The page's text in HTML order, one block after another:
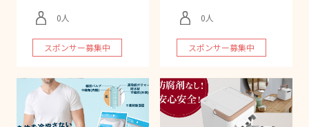
0
スポンサー募集中
0
スポンサー募集中